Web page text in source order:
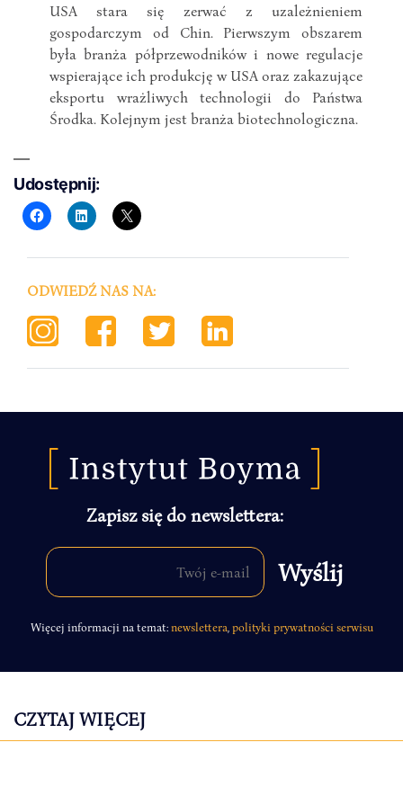
USA stara się zerwać z uzależnieniem
gospodarczym od Chin. Pierwszym obszarem
była branża półprzewodników i nowe regulacje
wspierające ich produkcję w USA oraz zakazujące
eksportu wrażliwych technologii do Państwa
Środka. Kolejnym jest branża biotechnologiczna.
Udostępnij:
ODWIEDŹ NAS NA:
Zapisz się do newslettera:
Więcej informacji na temat:newslettera polityki prywatności serwisu
CZYTAJ WIĘCEJ